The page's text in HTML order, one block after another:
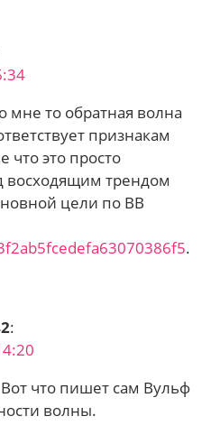
мне то обратная волна
признакам
что это просто
восходящим трендом
цели по ВВ
.
:
что пишет сам Вульф
волны.